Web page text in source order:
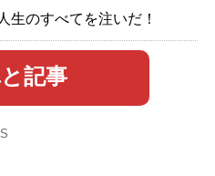
のすべてを注いだ！
記事